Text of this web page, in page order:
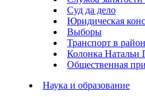
Суд да дело
Юридическая
Выборы
Транспорт в
Колонка Натальи
Общественная
Наука и образование